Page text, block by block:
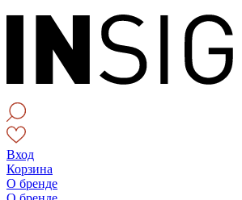
Вход
Корзина
О бренде